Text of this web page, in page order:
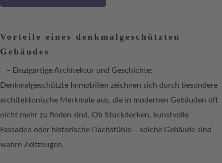
Vorteile eines denkmalgeschützten
Gebäudes
– Einzigartige Architektur und Geschichte:
Denkmalgeschützte Immobilien zeichnen sich durch besondere
architektonische Merkmale aus, die in modernen Gebäuden oft
nicht mehr zu finden sind. Ob Stuckdecken, kunstvolle
Fassaden oder historische Dachstühle – solche Gebäude sind
wahre Zeitzeugen.